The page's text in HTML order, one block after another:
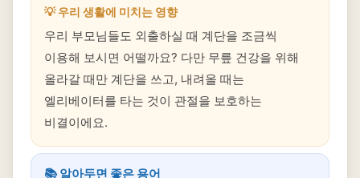
💡 우리 생활에 미치는 영향
우리 부모님들도 외출하실 때 계단을 조금씩
이용해 보시면 어떨까요? 다만 무릎 건강을 위해
올라갈 때만 계단을 쓰고, 내려올 때는
엘리베이터를 타는 것이 관절을 보호하는
비결이에요.
📚 알아두면 좋은 용어